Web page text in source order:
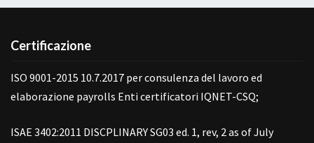
Certificazione
ISO 9001-2015 10.7.2017 per consulenza del lavoro ed
elaborazione payrolls Enti certificatori IQNET-CSQ;
ISAE 3402:2011 DISCPLINARY SG03 ed. 1, rev, 2 as of July